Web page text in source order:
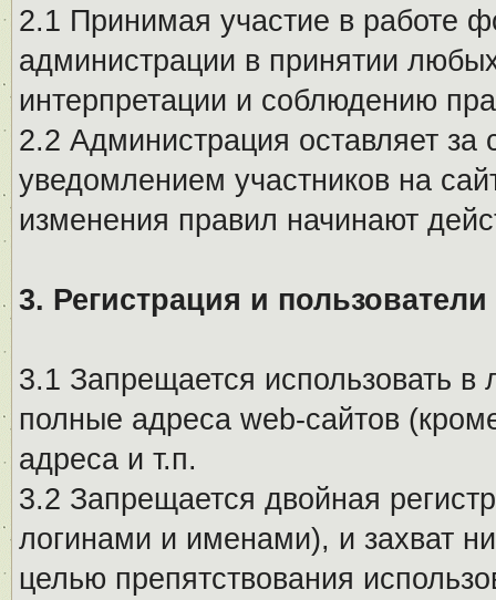
2.1 Принимая участие в работе
администрации в принятии
интерпретации и соблюдению
2.2 Администрация оставляет
уведомлением участников на
изменения правил начинают
3. Регистрация и пользователи
3.1 Запрещается использовать
полные адреса web-сайтов
адреса и т.п.
3.2 Запрещается двойная
логинами и именами), и захват
целью препятствования